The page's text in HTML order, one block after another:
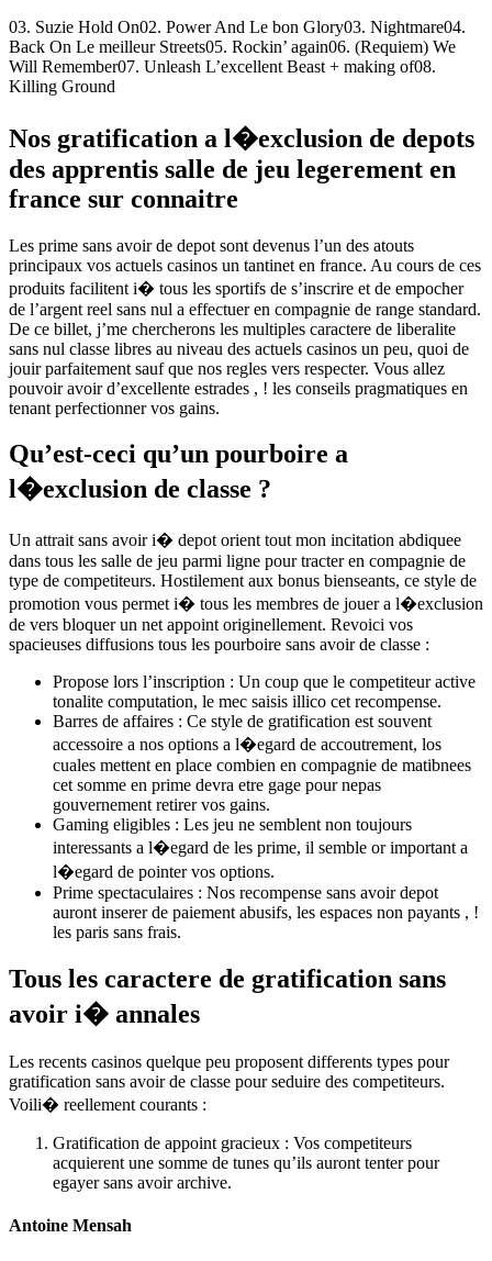
03. Suzie Hold On02. Power And Le bon Glory03. Nightmare04.
Back On Le meilleur Streets05. Rockin’ again06. (Requiem) We
Will Remember07. Unleash L’excellent Beast + making of08.
Killing Ground
Nos gratification a l�exclusion de depots
des apprentis salle de jeu legerement en
france sur connaitre
Les prime sans avoir de depot sont devenus l’un des atouts
principaux vos actuels casinos un tantinet en france. Au cours de ces
produits facilitent i� tous les sportifs de s’inscrire et de empocher
de l’argent reel sans nul a effectuer en compagnie de range standard.
De ce billet, j’me chercherons les multiples caractere de liberalite
sans nul classe libres au niveau des actuels casinos un peu, quoi de
jouir parfaitement sauf que nos regles vers respecter. Vous allez
pouvoir avoir d’excellente estrades , ! les conseils pragmatiques en
tenant perfectionner vos gains.
Qu’est-ceci qu’un pourboire a
l�exclusion de classe ?
Un attrait sans avoir i� depot orient tout mon incitation abdiquee
dans tous les salle de jeu parmi ligne pour tracter en compagnie de
type de competiteurs. Hostilement aux bonus bienseants, ce style de
promotion vous permet i� tous les membres de jouer a l�exclusion
de vers bloquer un net appoint originellement. Revoici vos
spacieuses diffusions tous les pourboire sans avoir de classe :
Propose lors l’inscription : Un coup que le competiteur active
tonalite computation, le mec saisis illico cet recompense.
Barres de affaires : Ce style de gratification est souvent
accessoire a nos options a l�egard de accoutrement, los
cuales mettent en place combien en compagnie de matibnees
cet somme en prime devra etre gage pour nepas
gouvernement retirer vos gains.
Gaming eligibles : Les jeu ne semblent non toujours
interessants a l�egard de les prime, il semble or important a
l�egard de pointer vos options.
Prime spectaculaires : Nos recompense sans avoir depot
auront inserer de paiement abusifs, les espaces non payants , !
les paris sans frais.
Tous les caractere de gratification sans
avoir i� annales
Les recents casinos quelque peu proposent differents types pour
gratification sans avoir de classe pour seduire des competiteurs.
Voili� reellement courants :
Gratification de appoint gracieux : Vos competiteurs
acquierent une somme de tunes qu’ils auront tenter pour
egayer sans avoir archive.
Antoine Mensah